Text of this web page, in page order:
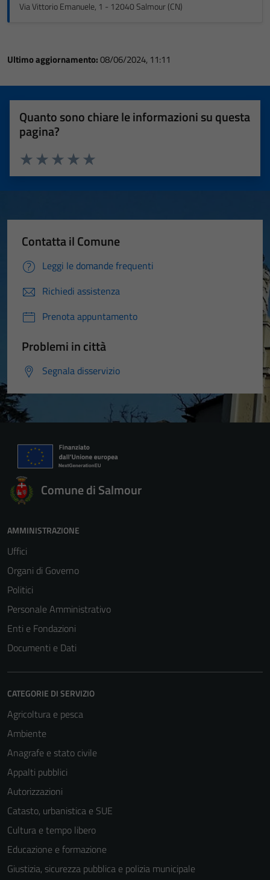
Via Vittorio Emanuele, 1 - 12040 Salmour (CN)
Ultimo aggiornamento:08/06/2024, 11:11
Quanto sono chiare le informazioni su questa
pagina?
Valuta 5 stelle su 5
Valuta 4 stelle su 5
Valuta 3 stelle su 5
Valuta 2 stelle su 5
Valuta 1 stelle su 5
Contatta il Comune
Leggi le domande frequenti
Richiedi assistenza
Prenota appuntamento
Problemi in città
Segnala disservizio
Comune di Salmour
AMMINISTRAZIONE
Uffici
Organi di Governo
Politici
Personale Amministrativo
Enti e Fondazioni
Documenti e Dati
CATEGORIE DI SERVIZIO
Agricoltura e pesca
Ambiente
Anagrafe e stato civile
Appalti pubblici
Autorizzazioni
Catasto, urbanistica e SUE
Cultura e tempo libero
Educazione e formazione
Giustizia, sicurezza pubblica e polizia municipale
personali.